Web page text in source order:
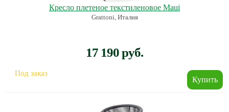
Кресло плетеное текстиленовое Maui
Grattoni, Италия
17 190 руб.
Под заказ